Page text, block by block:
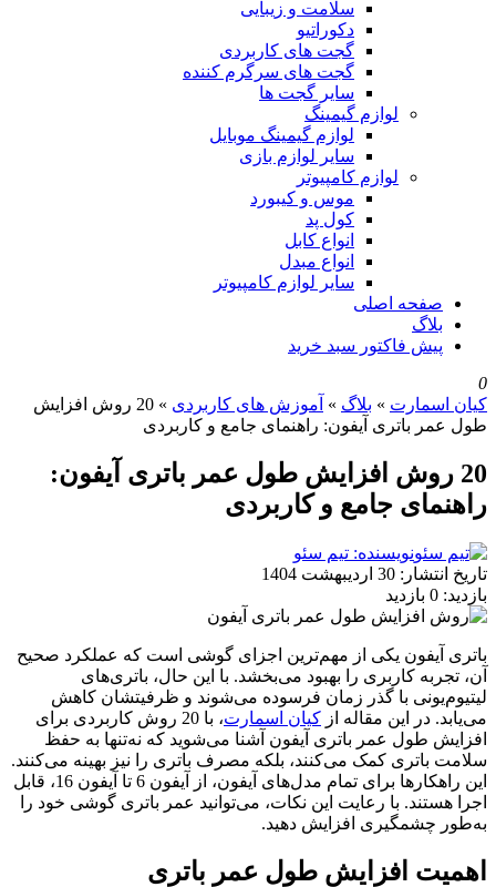
سلامت و زیبایی
دکوراتیو
گجت های کاربردی
گجت های سرگرم کننده
سایر گجت ها
لوازم گیمینگ
لوازم گیمینگ موبایل
سایر لوازم بازی
لوازم کامپیوتر
موس و کیبورد
کول پد
انواع کابل
انواع مبدل
سایر لوازم کامپیوتر
صفحه اصلی
بلاگ
پیش فاکتور سبد خرید
0
کیان اسمارت » بلاگ » آموزش های کاربردی »
20 روش افزایش
طول عمر باتری آیفون: راهنمای جامع و کاربردی
20 روش افزایش طول عمر باتری آیفون:
راهنمای جامع و کاربردی
نویسنده: تیم سئو
تاریخ انتشار: 30 اردیبهشت 1404
بازدید: 0 بازدید
باتری آیفون یکی از مهم‌ترین اجزای گوشی است که عملکرد صحیح
آن، تجربه کاربری را بهبود می‌بخشد. با این حال، باتری‌های
لیتیوم‌یونی با گذر زمان فرسوده می‌شوند و ظرفیتشان کاهش
می‌یابد. در این مقاله از کیان اسمارت
، با 20 روش کاربردی برای
افزایش طول عمر باتری آیفون آشنا می‌شوید که نه‌تنها به حفظ
سلامت باتری کمک می‌کنند، بلکه مصرف باتری را نیز بهینه می‌کنند.
این راهکارها برای تمام مدل‌های آیفون، از آیفون 6 تا آیفون 16، قابل
اجرا هستند. با رعایت این نکات، می‌توانید عمر باتری گوشی خود را
به‌طور چشمگیری افزایش دهید.
اهمیت افزایش طول عمر باتری